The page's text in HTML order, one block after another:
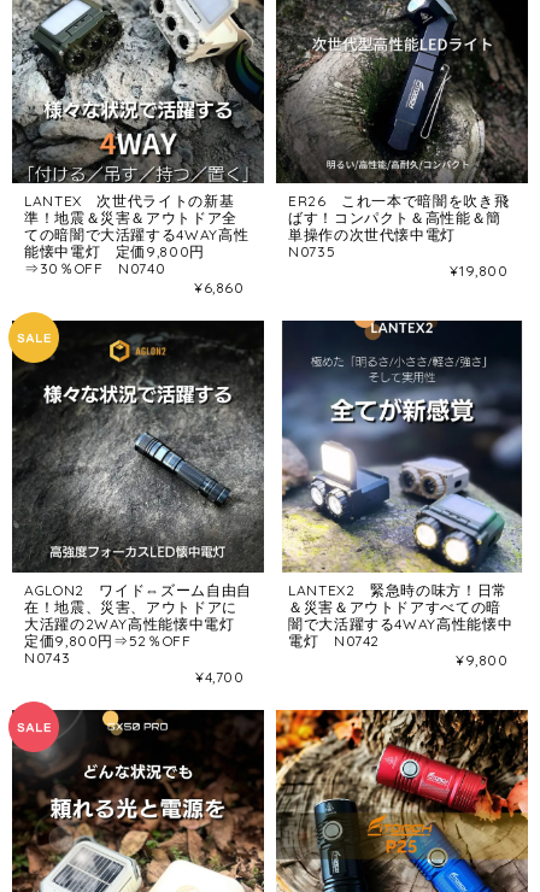
LANTEX 次世代ライトの新基
準！地震＆災害＆アウトドア全
ての暗闇で大活躍する4WAY高性
能懐中電灯 定価9,800円
⇒30％OFF N0740
¥6,860
ER26 これ一本で暗闇を吹き飛
ばす！コンパクト＆高性能＆簡
単操作の次世代懐中電灯
N0735
¥19,800
AGLON2 ワイド⇔ズーム自由自
在！地震、災害、アウトドアに
大活躍の2WAY高性能懐中電灯
定価9,800円⇒52％OFF
N0743
¥4,700
LANTEX2 緊急時の味方！日常
＆災害＆アウトドアすべての暗
闇で大活躍する4WAY高性能懐中
電灯 N0742
¥9,800